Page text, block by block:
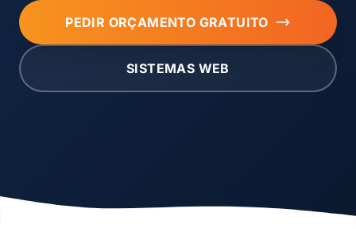
PEDIR ORÇAMENTO GRATUITO
SISTEMAS WEB